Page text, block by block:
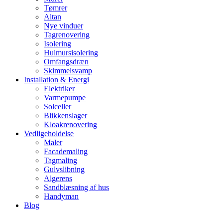
Tømrer
Altan
Nye vinduer
Tagrenovering
Isolering
Hulmursisolering
Omfangsdræn
Skimmelsvamp
Installation & Energi
Elektriker
Varmepumpe
Solceller
Blikkenslager
Kloakrenovering
Vedligeholdelse
Maler
Facademaling
Tagmaling
Gulvslibning
Algerens
Sandblæsning af hus
Handyman
Blog